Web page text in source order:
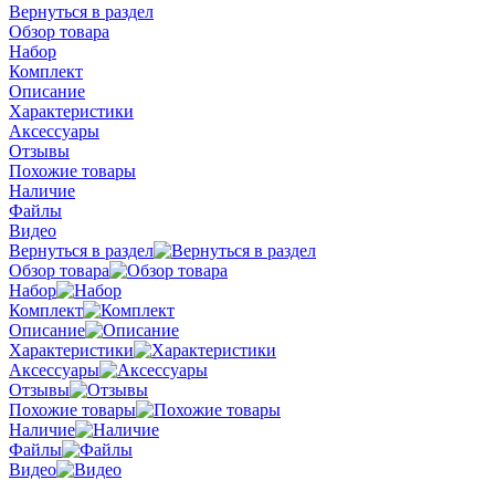
Вернуться в раздел
Обзор товара
Набор
Комплект
Описание
Характеристики
Аксессуары
Отзывы
Похожие товары
Наличие
Файлы
Видео
Вернуться в раздел
Обзор товара
Набор
Комплект
Описание
Характеристики
Аксессуары
Отзывы
Похожие товары
Наличие
Файлы
Видео